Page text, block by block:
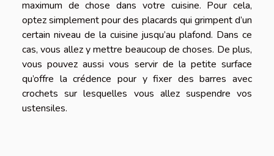
maximum de chose dans votre cuisine. Pour cela,
optez simplement pour des placards qui grimpent d’un
certain niveau de la cuisine jusqu’au plafond. Dans ce
cas, vous allez y mettre beaucoup de choses. De plus,
vous pouvez aussi vous servir de la petite surface
qu’offre la crédence pour y fixer des barres avec
crochets sur lesquelles vous allez suspendre vos
ustensiles.